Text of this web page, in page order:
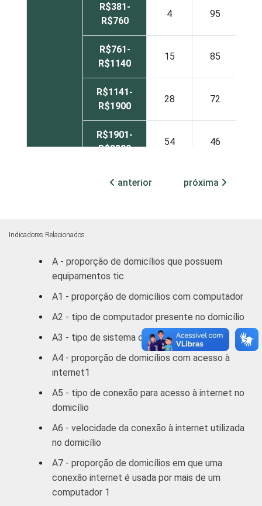
R$381-
R$760
4 95
R$761-
R$1140
15 85
R$1141-
R$1900
28 72
R$1901-
R$3800
54 46
R$3801 ou
SOCIAL
C
Considerado somente o acesso à internet
via computador de mesa (desktop) ou
computador portátil (laptop e notebook).
2Base: 17.000 domicílios entrevistados em
área urbana.
3O critério utilizado para classificação leva
família e a posse de uma serie de utensílios
domésticos, relacionando-os a um sistema
de pontuação. A soma dos pontos alcançada
por domicílio é associada a uma Classe
Sócio-Econômica específica (A, B, C, D, E).
anterior próxima
Indicadores Relacionados
A - proporção de domicílios que possuem
equipamentos tic
A1 - proporção de domicílios com computador
A2 - tipo de computador presente no domicílio
A3 - tipo de sistema operacional utilizado
A4 - proporção de domicílios com acesso à
internet1
A5 - tipo de conexão para acesso à internet no
domicílio
A6 - velocidade da conexão à internet utilizada
no domicílio
A7 - proporção de domicílios em que uma
conexão internet é usada por mais de um
computador 1